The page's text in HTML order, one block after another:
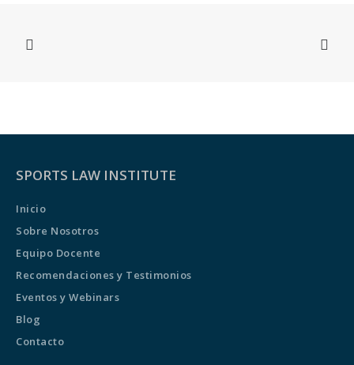
SPORTS LAW INSTITUTE
Inicio
Sobre Nosotros
Equipo Docente
Recomendaciones y Testimonios
Eventos y Webinars
Blog
Contacto